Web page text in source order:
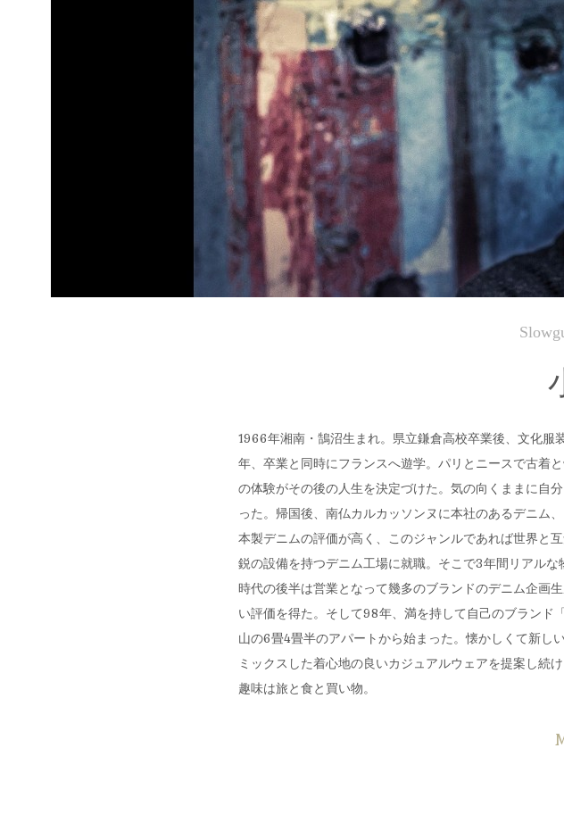
1966年湘南・鵠沼生まれ。県立鎌倉高校卒業後、文化
年、卒業と同時にフランスへ遊学。パリとニースで古着
の体験がその後の人生を決定づけた。気の向くままに自
った。帰国後、南仏カルカッソンヌに本社のあるデニム
本製デニムの評価が高く、このジャンルであれば世界と
鋭の設備を持つデニム工場に就職。そこで3年間リアル
時代の後半は営業となって幾多のブランドのデニム企画
い評価を得た。そして98年、満を持して自己のブランド
山の6畳4畳半のアパートから始まった。懐かしくて新し
ミックスした着心地の良いカジュアルウェアを提案し続
趣味は旅と食と買い物。